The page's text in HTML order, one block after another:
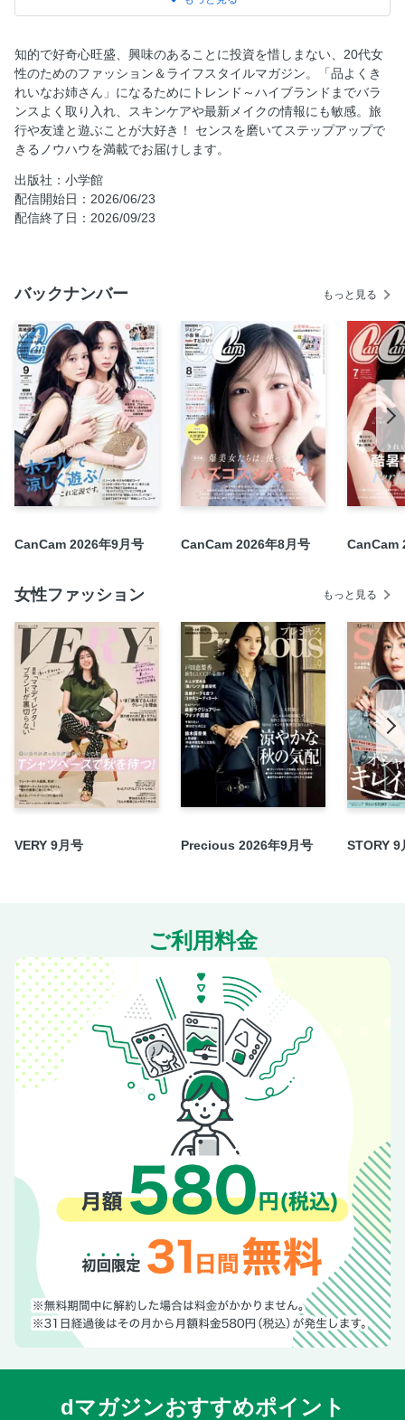
Walk with SixTONES
立花琴未 CanCam専属モデルはじめますっ
CanCamナイトプール2026、7月17日スタート！
大野愛実の色×色、自由研究～！
きれいめお姉さんのバズコスメ大賞～！
美容とコスメと、わたしたち。
Part 1 CanCam Beauty＆Life BuzzAward発表！
Part 2 現役アイドル発！ライブでも「くずれないコスメ」推
Part 4 親子シェアコスメベスコス、速報
Part 5 8つのNEXT Beauty Buzz NEWS
「ママが世界一のロールモデル」
こじけんUNIVERSE
キャンキャン モデルズ CHALLENGE！
真夏の“夕方からベストコーデ”10
夏の“美女っぽカジュアル”が上手くいくブランド6
「味変オフィカジ服」ベストイレブン、発表！
「THEしごできお姉さん」SNAP
すとぷりに、もっと近づきたいSummer
CanCam Culture Club
今日はキミと、もぐもぐ記念日。 NAOYA
CanCam it girlの＃勝手にお試し案件。
今月のPRESENT
次号予告
＜電子版特典＞ バックナンバーから人気記事をピックアッ
プ 「透明感ベースメイク」基本のき／20代のうちに泊まり
たい「世界観が変わる！ホテル＆宿」／遠征オタクの錬金術
知的で好奇心旺盛、興味のあることに投資を惜しまない、20代女
性のためのファッション＆ライフスタイルマガジン。「品よくき
れいなお姉さん」になるためにトレンド～ハイブランドまでバラ
ンスよく取り入れ、スキンケアや最新メイクの情報にも敏感。旅
行や友達と遊ぶことが大好き！ センスを磨いてステップアップで
きるノウハウを満載でお届けします。
出版社：小学館
配信開始日：2026/06/23
配信終了日：2026/09/23
バックナンバー もっと見る
CanCam 2026年9月号 CanCam 2026年8月号 CanCam
女性ファッション もっと見る
VERY 9月号 Precious 2026年9月号 STORY 9
ご利用料金
dマガジンおすすめポイント